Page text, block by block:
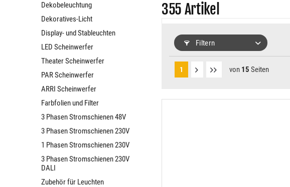
Dekobeleuchtung
Dekoratives-Licht
Display- und Stableuchten
LED Scheinwerfer
Theater Scheinwerfer
PAR Scheinwerfer
ARRI Scheinwerfer
Farbfolien und Filter
3 Phasen Stromschienen 48V
3 Phasen Stromschienen 230V
1 Phasen Stromschienen 230V
3 Phasen Stromschienen 230V
DALI
Zubehör für Leuchten
355 Artikel
Filtern
1 von 15 Seiten